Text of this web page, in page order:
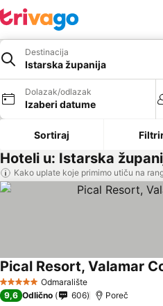
Destinacija
Istarska županija
Dolazak/odlazak
Izaberi datume
Sortiraj
Hoteli u: Istarska
Kako uplate koje primimo utiču na
5 ZvezdiceOdmaralište
Pical Resort, Valamar
9,6 Odlično 606 Poreč